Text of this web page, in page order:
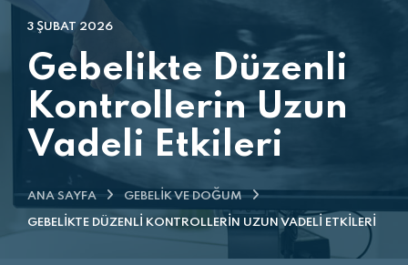
3 ŞUBAT 2026
Gebelikte Düzenli
Kontrollerin Uzun
Vadeli Etkileri
ANA SAYFA GEBELIK VE DOĞUM
GEBELIKTE DÜZENLI KONTROLLERIN UZUN VADELI ETKILERI